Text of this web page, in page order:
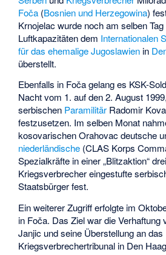
Foča (Bosnien und Herzegowina)
Krnojelac wurde noch am selben
Luftkapazitäten dem Internationalen
für das ehemalige Jugoslawien in
überstellt.
Ebenfalls in Foča gelang es KSK-
Nacht vom 1. auf den 2. August
serbischen Paramilitär Radomir
festzusetzen. Im selben Monat
kosovarischen Orahovac deutsche
niederländische (CLAS Korps
Spezialkräfte in einer „Blitzaktion“
Kriegsverbrecher eingestufte
Staatsbürger fest.
Ein weiterer Zugriff erfolgte im
in Foča. Das Ziel war die Verhaftung
Janjic und seine Überstellung an das
Kriegsverbrechertribunal in Den